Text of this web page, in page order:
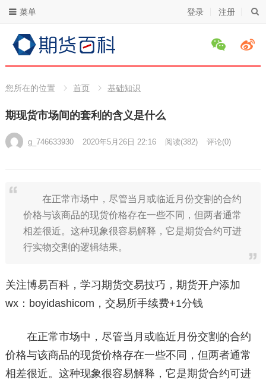
登录 注册
菜单
您所在的位置 首页 基础知识
期现货市场间的套利的含义是什么
g_746633930 2020年5月26日 22:16 阅读(382) 评论(0)
在正常市场中，尽管当月或临近月份交割的合约
价格与该商品的现货价格存在一些不同，但两者通常
相差很近。这种现象很容易解释，它是期货合约可进
行实物交割的逻辑结果。
关注博易百科，学习期货交易技巧，期货开户添加
wx：boyidashicom，交易所手续费+1分钱
在正常市场中，尽管当月或临近月份交割的合约
价格与该商品的现货价格存在一些不同，但两者通常
相差很近。这种现象很容易解释，它是期货合约可进